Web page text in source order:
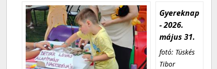
Gyereknap
- 2026.
május 31.
fotó: Tüskés
Tibor